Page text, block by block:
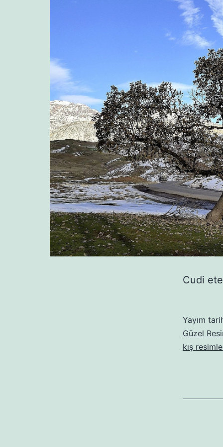
Cudi
Yayım
Güzel
kış